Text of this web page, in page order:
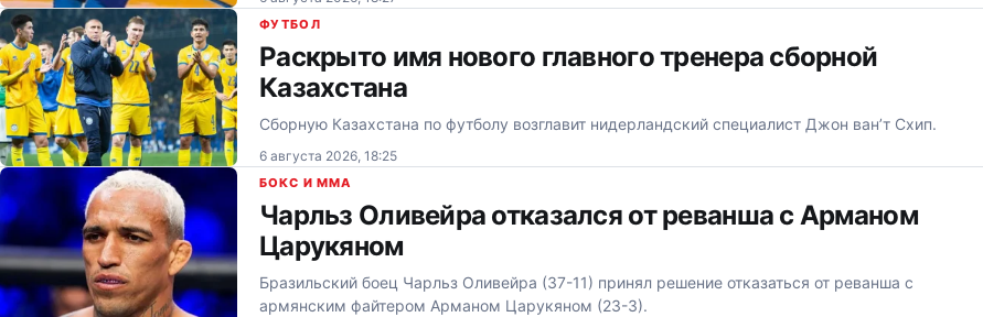
ФУТБОЛ
Раскрыто имя нового главного тренера сборной
Казахстана
Сборную Казахстана по футболу возглавит нидерландский специалист Джон ван’т Схип.
6 августа 2026, 18:25
БОКС И MMA
Чарльз Оливейра отказался от реванша с Арманом
Царукяном
Бразильский боец Чарльз Оливейра (37-11) принял решение отказаться от реванша с
армянским файтером Арманом Царукяном (23-3).